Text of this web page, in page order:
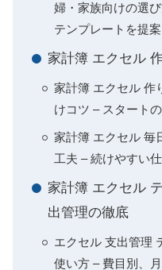
婦・家族向けの選
テンプレートを提案
家計簿 エクセル
家計簿 エクセル 作
けコツ – スタート
家計簿 エクセル 毎
工夫 – 続けやすい
家計簿 エクセル
出管理の徹底
エクセル 支出管理
使い方 – 費目別、